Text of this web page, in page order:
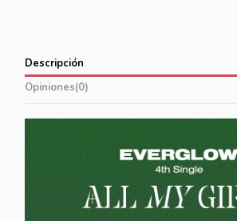
Descripción
Opiniones(0)